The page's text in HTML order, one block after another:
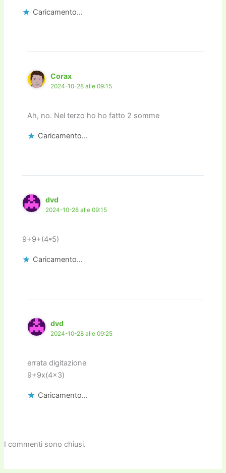
Caricamento...
Corax
2024-10-28 alle 09:15
Ah, no. Nel terzo ho ho fatto 2 somme
Caricamento...
dvd
2024-10-28 alle 09:15
9+9+(4*5)
Caricamento...
dvd
2024-10-28 alle 09:25
errata digitazione
9+9x(4×3)
Caricamento...
I commenti sono chiusi.